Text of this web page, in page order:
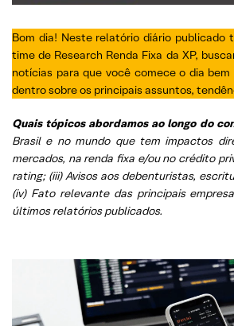
Segunda-feira, 16 de Outubro
Sexta-feira, 13 de Outubro
Quarta-feira, 11 de Outubro
Segunda-feira, 09 de Outubro
Sexta-feira, 06 de Outubro
Quinta-feira, 05 de Outubro
Terça-feira, 03 de Outubro
Segunda-feira, 02 de Outubro
Bom dia! Neste relatório diário publicado
time de Research Renda Fixa da XP,
notícias para que você comece o dia
dentro sobre os principais assuntos,
Quais tópicos abordamos ao longo do
Brasil e no mundo que tem impactos
mercados, na renda fixa e/ou no crédito
rating; (iii) Avisos aos debenturistas,
(iv) Fato relevante das principais
últimos relatórios publicados.